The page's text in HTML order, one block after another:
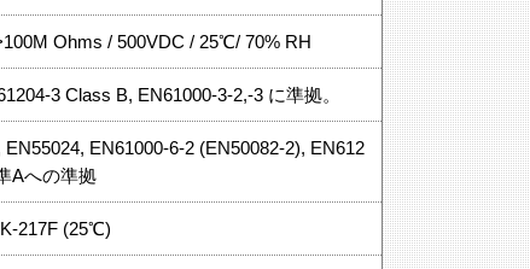
Ohms / 500VDC / 25℃/ 70% RH
3 Class B, EN61000-3-2,-3 に準拠。
EN55024, EN61000-6-2 (EN50082-2), EN612
Aへの準拠
217F (25℃)